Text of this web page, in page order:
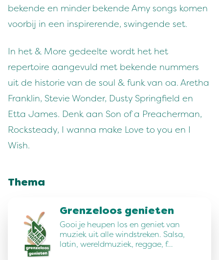
bekende en minder bekende Amy songs komen
voorbij in een inspirerende, swingende set.
In het & More gedeelte wordt het het
repertoire aangevuld met bekende nummers
uit de historie van de soul & funk van oa. Aretha
Franklin, Stevie Wonder, Dusty Springfield en
Etta James. Denk aan Son of a Preacherman,
Rocksteady, I wanna make Love to you en I
Wish.
Thema
Grenzeloos genieten
Gooi je heupen los en geniet van
muziek uit alle windstreken. Salsa,
latin, wereldmuziek, reggae, f…